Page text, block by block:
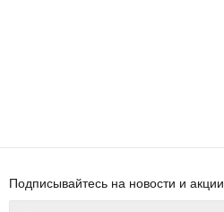
Подписывайтесь на новости и акции